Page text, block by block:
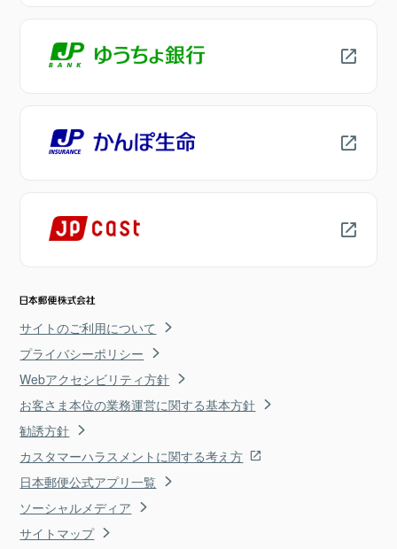
サイトのご利用について
プライバシーポリシー
Webアクセシビリティ方針
お客さま本位の業務運営に関する基本方針
勧誘方針
カスタマーハラスメントに関する考え方
日本郵便公式アプリ一覧
ソーシャルメディア
サイトマップ